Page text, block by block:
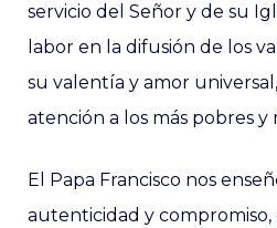
servicio del Señor y de su
labor en la difusión de los
su valentía y amor
atención a los más pobres y
El Papa Francisco nos
autenticidad y compromiso,